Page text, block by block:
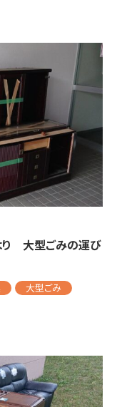
り 大型ごみの運び
大型ごみ